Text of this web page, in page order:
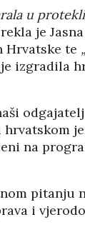
u
je
Hrvatske te
izgradila
na
pitanju
i